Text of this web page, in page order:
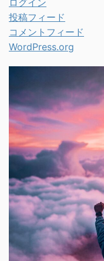
投稿フィード
コメントフィード
WordPress.org